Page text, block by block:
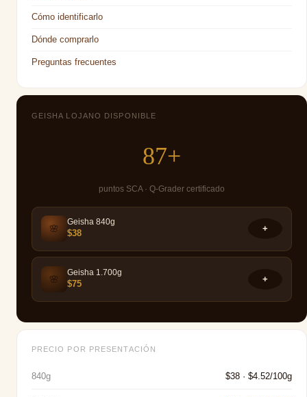
Cómo identificarlo
Dónde comprarlo
Preguntas frecuentes
GEISHA LOJANO DISPONIBLE
87+
puntos SCA · Q-Grader certificado
🌸
Geisha 840g
$38 +
🌸
Geisha 1.700g
$75 +
PRECIO POR PRESENTACIÓN
840g $38 · $4.52/100g